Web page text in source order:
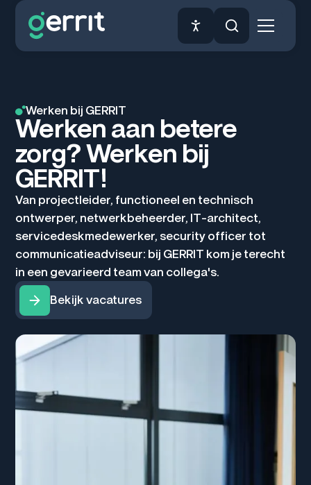
Werken bij GERRIT
Werken aan betere
zorg? Werken bij
GERRIT!
Van projectleider, functioneel en technisch
ontwerper, netwerkbeheerder, IT-architect,
servicedeskmedewerker, security officer tot
communicatieadviseur: bij GERRIT kom je terecht
in een gevarieerd team van collega's.
Bekijk vacatures